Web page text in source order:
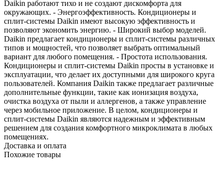
Daikin работают тихо и не создают дискомфорта для
окружающих. - Энергоэффективность. Кондиционеры и
сплит-системы Daikin имеют высокую эффективность и
позволяют экономить энергию. - Широкий выбор моделей.
Daikin предлагает кондиционеры и сплит-системы различных
типов и мощностей, что позволяет выбрать оптимальный
вариант для любого помещения. - Простота использования.
Кондиционеры и сплит-системы Daikin просты в установке и
эксплуатации, что делает их доступными для широкого круга
пользователей. Компания Daikin также предлагает различные
дополнительные функции, такие как ионизация воздуха,
очистка воздуха от пыли и аллергенов, а также управление
через мобильное приложение. В целом, кондиционеры и
сплит-системы Daikin являются надежным и эффективным
решением для создания комфортного микроклимата в любых
помещениях.
Доставка и оплата
Похожие товары